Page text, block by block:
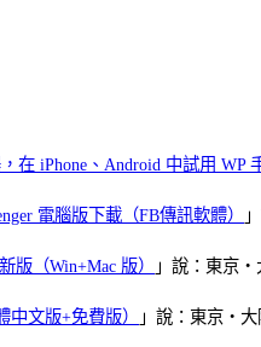
在 iPhone、Android 中試用 WP
電腦版下載（FB傳訊軟體）
版（Win+Mac 版） 」說：東京
文版+免費版） 」說：東京・